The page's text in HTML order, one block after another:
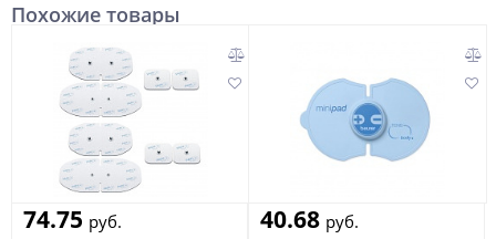
Похожие товары
74.75 руб. 40.68 руб.